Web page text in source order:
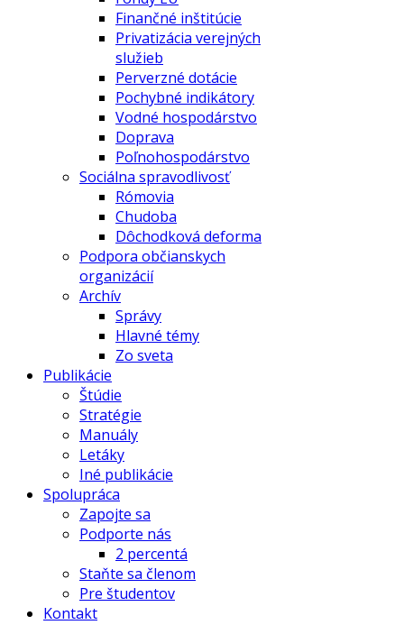
Finančné inštitúcie
Privatizácia verejných
služieb
Perverzné dotácie
Pochybné indikátory
Vodné hospodárstvo
Doprava
Poľnohospodárstvo
Sociálna spravodlivosť
Rómovia
Chudoba
Dôchodková deforma
Podpora občianskych
organizácií
Archív
Správy
Hlavné témy
Zo sveta
Publikácie
Štúdie
Stratégie
Manuály
Letáky
Iné publikácie
Spolupráca
Zapojte sa
Podporte nás
2 percentá
Staňte sa členom
Pre študentov
Kontakt